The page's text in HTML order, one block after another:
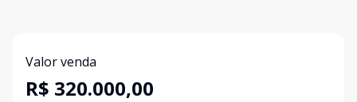
Valor venda
R$ 320.000,00